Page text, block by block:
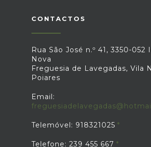
CONTACTOS
Rua São José n.º 41, 3350-052
Nova
Freguesia de Lavegadas, Vila
Poiares
Email:
Telemóvel: 918321025
Telefone: 239 455 667